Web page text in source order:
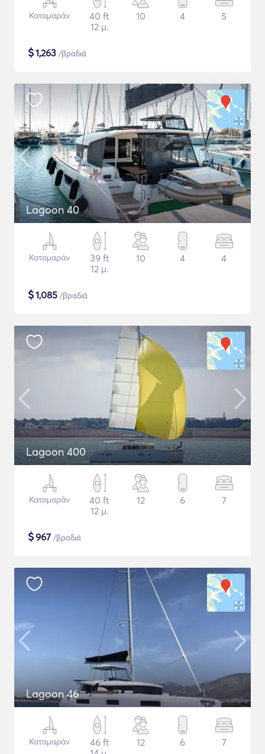
Καταμαράν
40 ft
12 μ.
10 4 5
$1,263 /βραδιά
Lagoon 40
Καταμαράν
39 ft
12 μ.
10 4 4
$1,085 /βραδιά
Lagoon 400
Καταμαράν
40 ft
12 μ.
12 6 7
$967 /βραδιά
Lagoon 46
Καταμαράν
46 ft
12 6 7